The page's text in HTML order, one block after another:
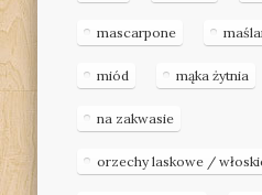
mascarpone
miód mąka żytnia
na zakwasie
orzechy laskowe /